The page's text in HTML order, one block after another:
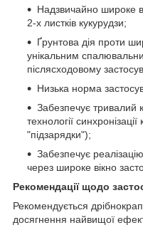
Надзвичайно широке
2-х листків кукурудзи;
Ґрунтова дія проти
унікальним
післясходовому
Низька норма
Забезпечує тривалий
технології
"підзарядки");
Забезпечує
через широке вікно
Рекомендації щодо
Рекомендується
досягнення найвищої